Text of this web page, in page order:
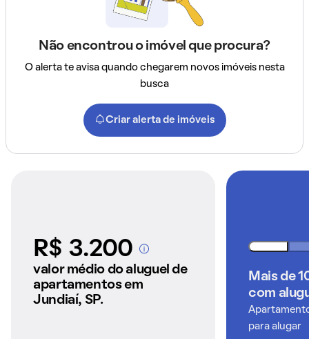
Não encontrou o imóvel que procura?
O alerta te avisa quando chegarem novos imóveis nesta
busca
Criar alerta de imóveis
R$ 3.200A partir dos imóveis
anunciados pelo
QuintoAndar
valor médio do aluguel de
apartamentos em
Jundiaí, SP.
Mais de
com
para alugar